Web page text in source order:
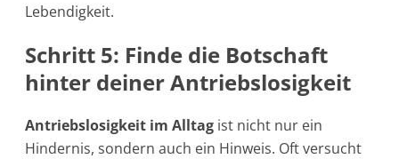
Lebendigkeit.
Schritt 5: Finde die Botschaft
hinter deiner Antriebslosigkeit
Antriebslosigkeit im Alltag ist nicht nur ein
Hindernis, sondern auch ein Hinweis. Oft versucht